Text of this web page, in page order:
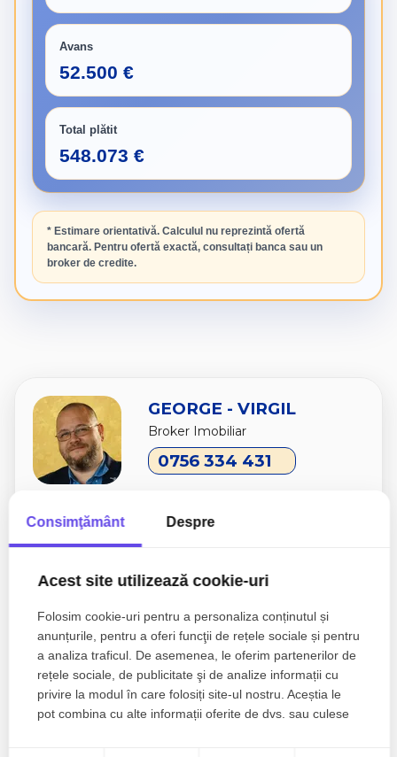
Avans
52.500 €
Total plătit
548.073 €
* Estimare orientativă. Calculul nu reprezintă ofertă
bancară. Pentru ofertă exactă, consultați banca sau un
broker de credite.
GEORGE - VIRGIL
Broker Imobiliar
0756 334 431
Esti interesat de aceasta proprietate ?
Consimţământ Despre
Acest site utilizează cookie-uri
Folosim cookie-uri pentru a personaliza conținutul și
anunțurile, pentru a oferi funcţii de rețele sociale și pentru
a analiza traficul. De asemenea, le oferim partenerilor de
rețele sociale, de publicitate şi de analize informații cu
privire la modul în care folosiți site-ul nostru. Aceștia le
pot combina cu alte informații oferite de dvs. sau culese